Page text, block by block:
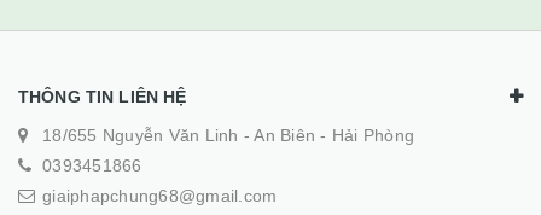
THÔNG TIN LIÊN HỆ
18/655 Nguyễn Văn Linh - An Biên - Hải Phòng
0393451866
giaiphapchung68@gmail.com